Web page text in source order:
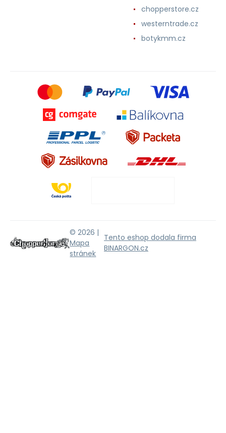
chopperstore.cz
westerntrade.cz
botykmm.cz
© 2026 |
Mapa
stránek
Tento eshop dodala firma
BINARGON.cz